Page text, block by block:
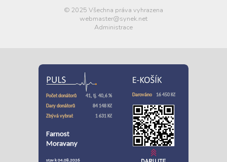
© 2025 Všechna práva vyhrazena
webmaster@synek.net
Administrace